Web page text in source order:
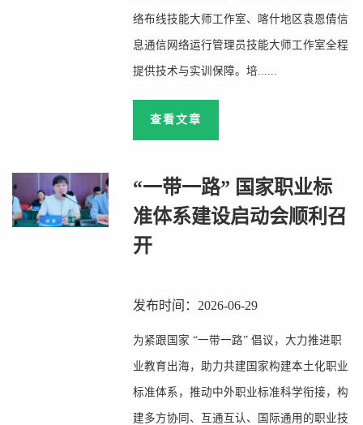
络布线技能大师工作室、喀什地区袁恩倩信
息通信网络运行管理员技能大师工作室全程
提供技术与实训保障。培......
查看文章
“一带一路” 国家职业标
准体系建设启动会顺利召
开
发布时间：2026-06-29
为紧跟国家 “一带一路” 倡议，大力推进职
业教育出海，助力共建国家构建本土化职业
标准体系，推动中外职业标准科学衔接，构
建多方协同、互通互认、国际通用的职业技